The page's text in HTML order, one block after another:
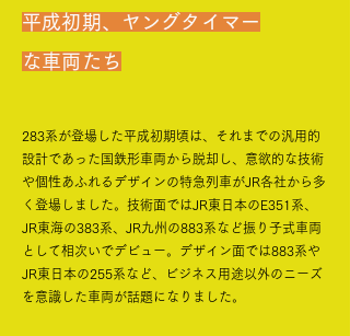
平成初期、ヤングタイマー
な車両たち
283系が登場した平成初期頃は、それまでの汎用的
設計であった国鉄形車両から脱却し、意欲的な技術
や個性あふれるデザインの特急列車がJR各社から多
く登場しました。技術面ではJR東日本のE351系、
JR東海の383系、JR九州の883系など振り子式車両
として相次いでデビュー。デザイン面では883系や
JR東日本の255系など、ビジネス用途以外のニーズ
を意識した車両が話題になりました。